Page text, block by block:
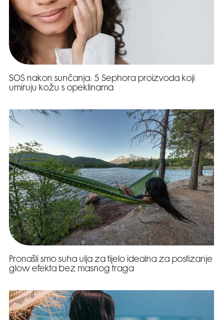
SOS nakon sunčanja: 5 Sephora proizvoda koji
umiruju kožu s opeklinama
Pronašli smo suha ulja za tijelo idealna za postizanje
glow efekta bez masnog traga